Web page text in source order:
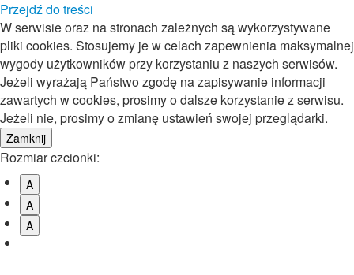
Przejdź do treści
W serwisie oraz na stronach zależnych są wykorzystywane
pliki cookies. Stosujemy je w celach zapewnienia maksymalnej
wygody użytkowników przy korzystaniu z naszych serwisów.
Jeżeli wyrażają Państwo zgodę na zapisywanie informacji
zawartych w cookies, prosimy o dalsze korzystanie z serwisu.
Jeżeli nie, prosimy o zmianę ustawień swojej przeglądarki.
Rozmiar czcionki:
A
A
A